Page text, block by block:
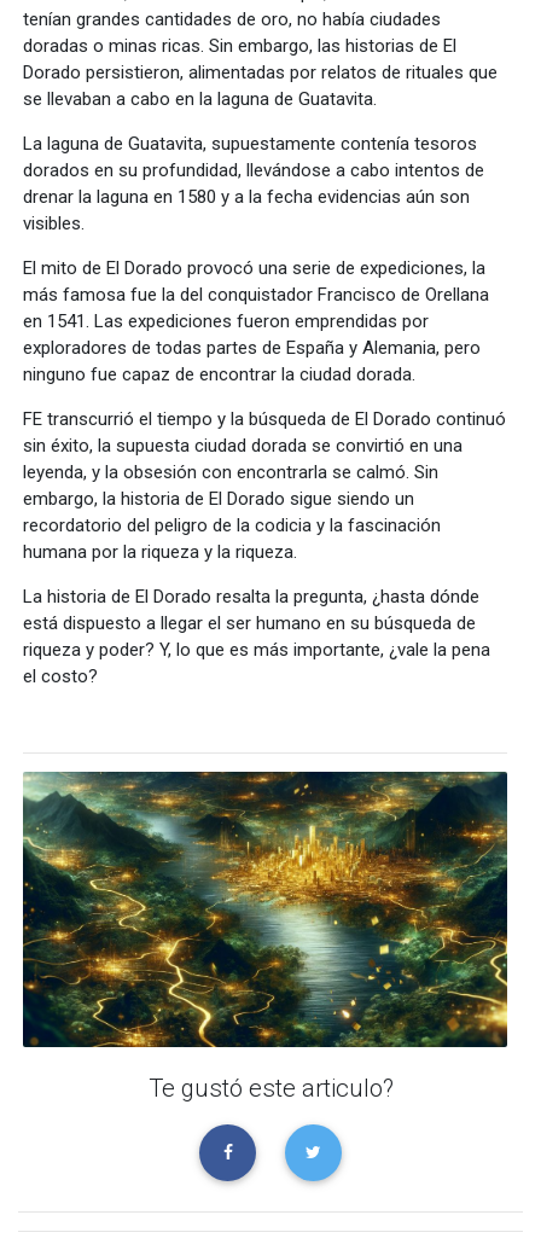
tenían grandes cantidades de oro, no había ciudades
doradas o minas ricas. Sin embargo, las historias de El
Dorado persistieron, alimentadas por relatos de rituales que
se llevaban a cabo en la laguna de Guatavita.
La laguna de Guatavita, supuestamente contenía tesoros
dorados en su profundidad, llevándose a cabo intentos de
drenar la laguna en 1580 y a la fecha evidencias aún son
visibles.
El mito de El Dorado provocó una serie de expediciones, la
más famosa fue la del conquistador Francisco de Orellana
en 1541. Las expediciones fueron emprendidas por
exploradores de todas partes de España y Alemania, pero
ninguno fue capaz de encontrar la ciudad dorada.
FE transcurrió el tiempo y la búsqueda de El Dorado continuó
sin éxito, la supuesta ciudad dorada se convirtió en una
leyenda, y la obsesión con encontrarla se calmó. Sin
embargo, la historia de El Dorado sigue siendo un
recordatorio del peligro de la codicia y la fascinación
humana por la riqueza y la riqueza.
La historia de El Dorado resalta la pregunta, ¿hasta dónde
está dispuesto a llegar el ser humano en su búsqueda de
riqueza y poder? Y, lo que es más importante, ¿vale la pena
el costo?
Te gustó este articulo?